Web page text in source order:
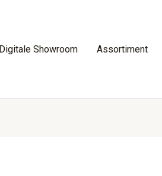
Digitale Showroom Assortiment